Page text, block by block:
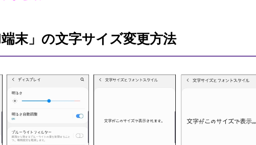
末」の文字サイズ変更方法